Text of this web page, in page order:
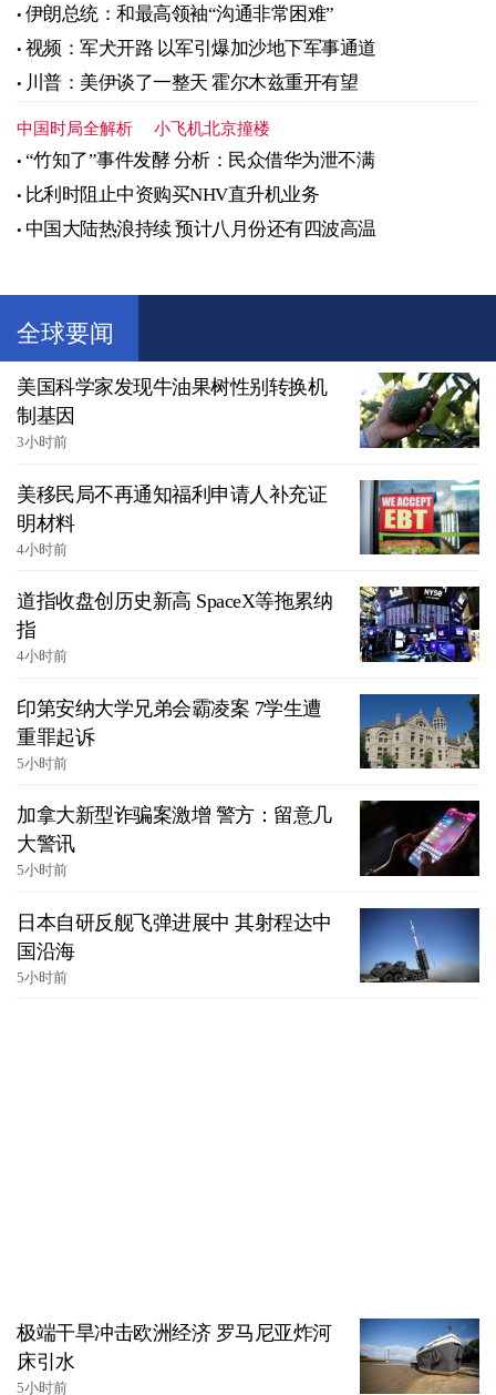
伊朗总统：和最高领袖“沟通非常困难”
视频：军犬开路 以军引爆加沙地下军事通道
川普：美伊谈了一整天 霍尔木兹重开有望
中国时局全解析 小飞机北京撞楼
“竹知了”事件发酵 分析：民众借华为泄不满
比利时阻止中资购买NHV直升机业务
中国大陆热浪持续 预计八月份还有四波高温
全球要闻
美国科学家发现牛油果树性别转换机
制基因
3小时前
美移民局不再通知福利申请人补充证
明材料
4小时前
道指收盘创历史新高 SpaceX等拖累纳
指
4小时前
印第安纳大学兄弟会霸凌案 7学生遭
重罪起诉
5小时前
加拿大新型诈骗案激增 警方：留意几
大警讯
5小时前
日本自研反舰飞弹进展中 其射程达中
国沿海
5小时前
极端干旱冲击欧洲经济 罗马尼亚炸河
床引水
5小时前